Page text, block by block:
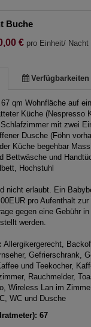
Buche
€ pro Einheit/
qm Wohnfläche auf
Küche (Nespresso
mit zwei
Dusche (Föhn
Küche begehbar
Bettwäsche und
Hochstuhl
nicht erlaubt. Ein
pro Aufenthalt
gegen eine Gebühr
werden.
Allergikergerecht,
Gefrierschrank,
und Teekocher,
Rauchmelder,
Wireless Lan im
WC und Dusche
67